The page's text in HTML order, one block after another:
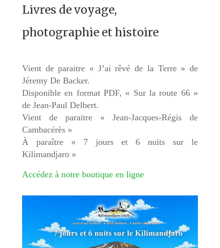
Livres de voyage,
photographie et histoire
Vient de paraitre « J’ai rêvé de la Terre » de
Jéremy De Backer.
Disponible en format PDF, « Sur la route 66 »
de Jean-Paul Delbert.
Vient de paraitre « Jean-Jacques-Régis de
Cambacérès »
À paraître « 7 jours et 6 nuits sur le
Kilimandjaro »
Accédez à notre boutique en ligne